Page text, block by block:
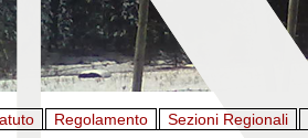
Regolamento Sezioni Regionali